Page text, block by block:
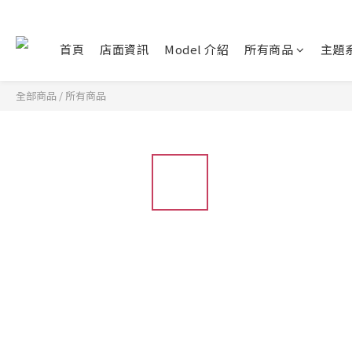
首頁 店面資訊 Model 介紹 所有商品 主題
全部商品 / 所有商品